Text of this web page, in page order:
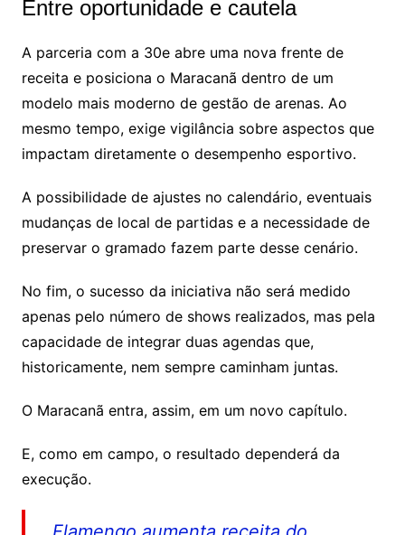
Entre oportunidade e cautela
A parceria com a 30e abre uma nova frente de
receita e posiciona o Maracanã dentro de um
modelo mais moderno de gestão de arenas. Ao
mesmo tempo, exige vigilância sobre aspectos que
impactam diretamente o desempenho esportivo.
A possibilidade de ajustes no calendário, eventuais
mudanças de local de partidas e a necessidade de
preservar o gramado fazem parte desse cenário.
No fim, o sucesso da iniciativa não será medido
apenas pelo número de shows realizados, mas pela
capacidade de integrar duas agendas que,
historicamente, nem sempre caminham juntas.
O Maracanã entra, assim, em um novo capítulo.
E, como em campo, o resultado dependerá da
execução.